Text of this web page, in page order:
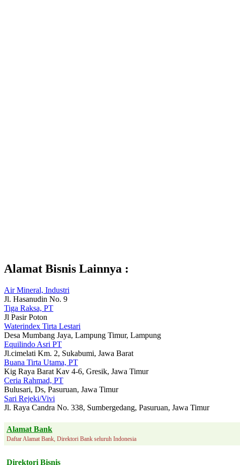
Alamat Bisnis Lainnya :
Air Mineral, Industri
Jl. Hasanudin No. 9
Tiga Raksa, PT
Jl Pasir Poton
Waterindex Tirta Lestari
Desa Mumbang Jaya, Lampung Timur, Lampung
Equilindo Asri PT
Jl.cimelati Km. 2, Sukabumi, Jawa Barat
Buana Tirta Utama, PT
Kig Raya Barat Kav 4-6, Gresik, Jawa Timur
Ceria Rahmad, PT
Bulusari, Ds, Pasuruan, Jawa Timur
Sari Rejeki/Vivi
Jl. Raya Candra No. 338, Sumbergedang, Pasuruan, Jawa Timur
Alamat Bank
Daftar Alamat Bank, Direktori Bank seluruh Indonesia
Direktori Bisnis